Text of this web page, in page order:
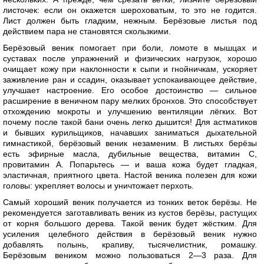
листочек: если он окажется шероховатым, то это не годится.
Лист должен быть гладким, нежным. Берёзовые листья под
действием пара не становятся скользкими.
Берёзовый веник помогает при боли, ломоте в мышцах и
суставах после упражнений и физических нагрузок, хорошо
очищает кожу при наклонности к сыпи и гнойничкам, ускоряет
заживление ран и ссадин, оказывает успокаивающее действие,
улучшает настроение. Его особое достоинство — сильное
расширение в веничном пару мелких бронхов. Это способствует
отхождению мокроты и улучшению вентиляции лёгких. Вот
почему после такой бани очень легко дышится! Для астматиков
и бывших курильщиков, начавших заниматься дыхательной
гимнастикой, берёзовый веник незаменим. В листьях берёзы
есть эфирные масла, дубильные вещества, витамин С,
провитамин А. Попарьтесь — и ваша кожа будет гладкая,
эластичная, приятного цвета. Настой веника полезен для кожи
головы: укрепляет волосы и уничтожает перхоть.
Самый хороший веник получается из тонких веток берёзы. Не
рекомендуется заготавливать веник из кустов берёзы, растущих
от корня большого дерева. Такой веник будет жёстким. Для
усиления целебного действия в берёзовый веник нужно
добавлять полынь, крапиву, тысячелистник, ромашку.
Берёзовым веником можно пользоваться 2—3 раза. Для